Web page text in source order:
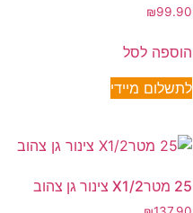
₪99.90
הוספה לסל
לתשלום מיידי
25 מטרX1/2 צינור גן צהוב